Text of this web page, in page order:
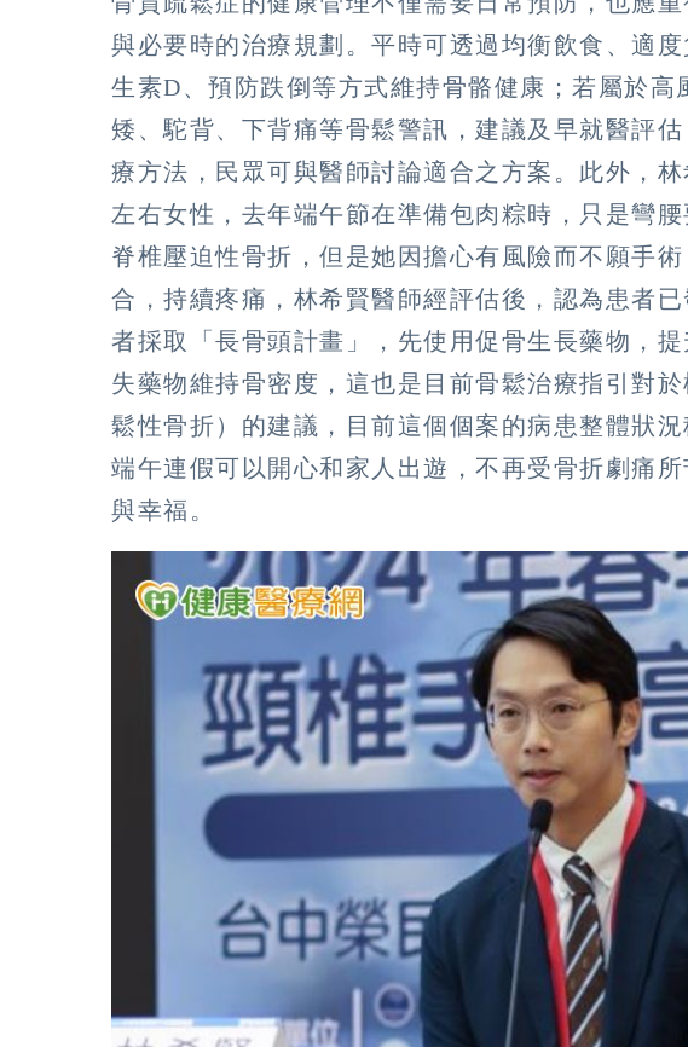
與必要時的治療規劃。平時可透過均衡飲食、適
生素D、預防跌倒等方式維持骨骼健康；若屬於高
矮、駝背、下背痛等骨鬆警訊，建議及早就醫評
療方法，民眾可與醫師討論適合之方案。此外，
左右女性，去年端午節在準備包肉粽時，只是彎
脊椎壓迫性骨折，但是她因擔心有風險而不願手
合，持續疼痛，林希賢醫師經評估後，認為患者
者採取「長骨頭計畫」，先使用促骨生長藥物，
失藥物維持骨密度，這也是目前骨鬆治療指引對
鬆性骨折）的建議，目前這個個案的病患整體狀
端午連假可以開心和家人出遊，不再受骨折劇痛
與幸福。